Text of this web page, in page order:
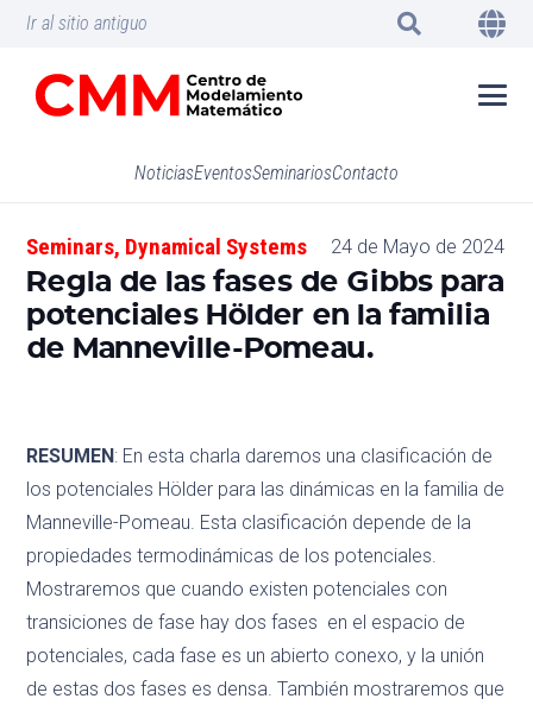
Ir al sitio antiguo
NoticiasEventosSeminariosContacto
Seminars, Dynamical Systems 24 de Mayo de 2024
Regla de las fases de Gibbs para
potenciales Hölder en la familia
de Manneville-Pomeau.
RESUMEN: En esta charla daremos una clasificación de
los potenciales Hölder para las dinámicas en la familia de
Manneville-Pomeau. Esta clasificación depende de la
propiedades termodinámicas de los potenciales.
Mostraremos que cuando existen potenciales con
transiciones de fase hay dos fases en el espacio de
potenciales, cada fase es un abierto conexo, y la unión
de estas dos fases es densa. También mostraremos que